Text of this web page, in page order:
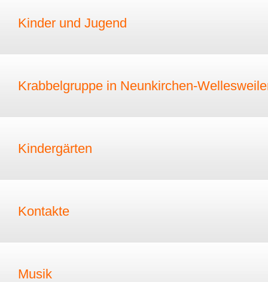
Kinder und Jugend
Krabbelgruppe in Neunkirchen-
Kindergärten
Kontakte
Musik